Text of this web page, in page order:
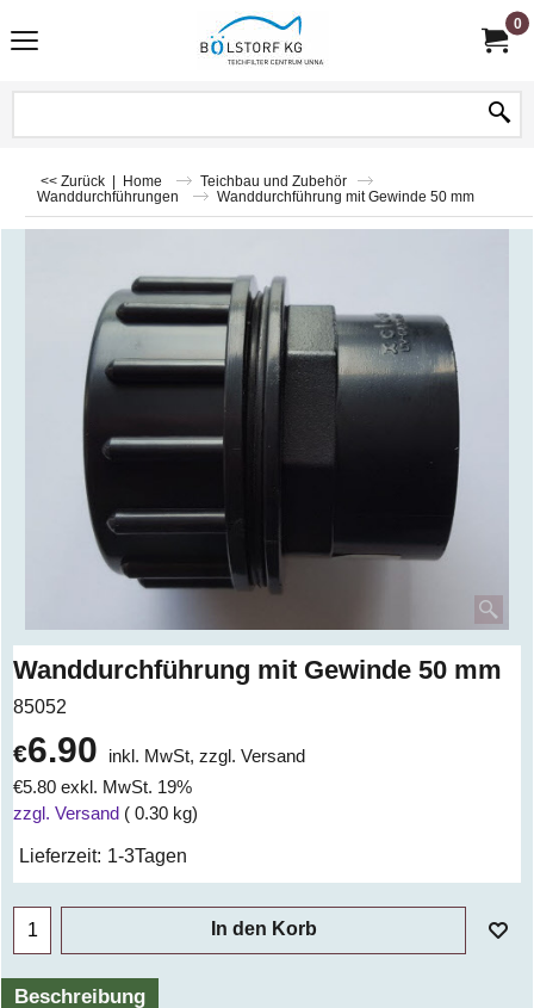
0
<< Zurück | Home
Teichbau und Zubehör
Wanddurchführungen
Wanddurchführung mit Gewinde 50 mm
Wanddurchführung mit Gewinde 50 mm
85052
€6.90
inkl. MwSt, zzgl. Versand
€5.80 exkl. MwSt. 19%
zzgl. Versand
0.30 kg
Lieferzeit: 1-3Tagen
In den Korb
Beschreibung